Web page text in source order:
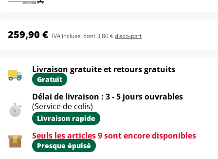
259,90 € TVA incluse dont 3,80 €d'éco-part
Livraison gratuite et retours gratuits
Gratuit
Délai de livraison : 3 - 5 jours ouvrables
(Service de colis)
Livraison rapide
Seuls les articles 9 sont encore disponibles
Presque épuisé